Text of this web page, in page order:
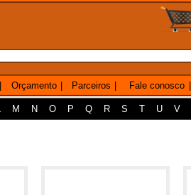
Orçamento Parceiros Fale conosco
M N O P Q R S T U V